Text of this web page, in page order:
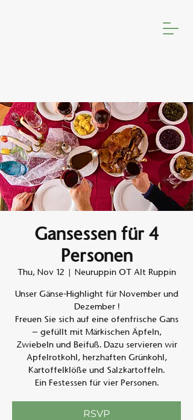
Gansessen für 4
Personen
Thu, Nov 12
  |
Neuruppin OT Alt Ruppin
Unser Gänse-Highlight für November und
Dezember !
Freuen Sie sich auf eine ofenfrische Gans
– gefüllt mit Märkischen Äpfeln,
Zwiebeln und Beifuß. Dazu servieren wir
Apfelrotkohl, herzhaften Grünkohl,
Kartoffelklöße und Salzkartoffeln.
Ein Festessen für vier Personen.
RSVP